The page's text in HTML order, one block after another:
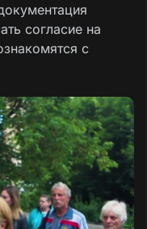
согласие на
с